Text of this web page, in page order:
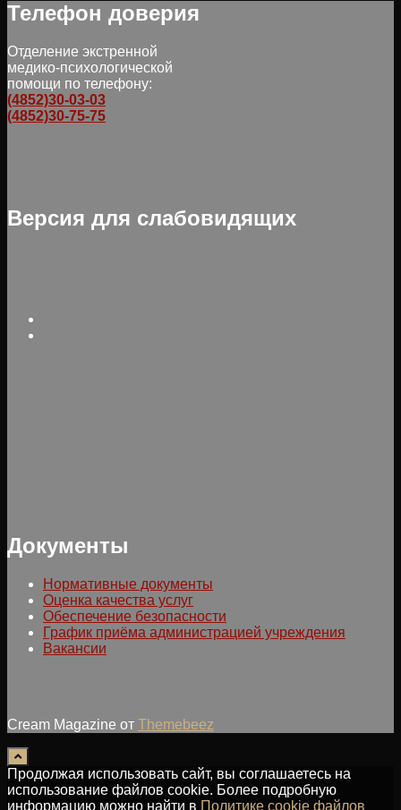
Телефон доверия
Отделение экстренной
медико-психологической
помощи по телефону:
(4852)30-03-03
(4852)30-75-75
Версия для слабовидящих
Документы
Нормативные документы
Оценка качества услуг
Обеспечение безопасности
График приёма администрацией учреждения
Вакансии
Cream Magazine от Themebeez
Продолжая использовать сайт, вы соглашаетесь на
использование файлов cookie. Более подробную
информацию можно найти в Политике cookie файлов